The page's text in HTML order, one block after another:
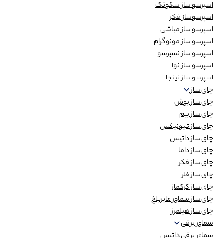
اسپرسو ساز سکوتک
اسپرسوساز فکر
اسپرسو ساز مباشی
اسپرسو ساز مونوگرام
اسپرسو ساز نسپرسو
اسپرسو ساز نوا
اسپرسو ساز نینجا
چای ساز
چای ساز بوش
چای ساز بیم
چای ساز تلیونیکس
چای ساز داتیس
چای ساز داما
چای ساز فکر
چای ساز فلر
چای ساز کرکماز
چای ساز سماور مایرباخ
چای ساز هیلمرز
سماور برقی